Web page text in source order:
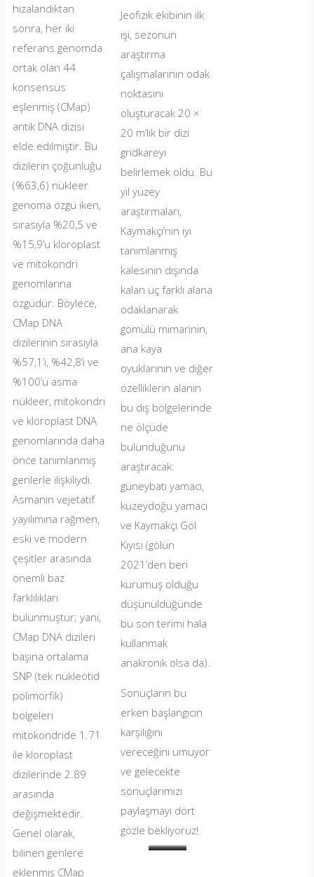
hizalandıktan
sonra, her iki
referans genomda
ortak olan 44
konsensüs
eşlenmiş (CMap)
antik DNA dizisi
elde edilmiştir. Bu
dizilerin çoğunluğu
(%63,6) nükleer
genoma özgü iken,
sırasıyla %20,5 ve
%15,9’u kloroplast
ve mitokondri
genomlarına
özgüdür. Böylece,
CMap DNA
dizilerinin sırasıyla
%57,1’i, %42,8’i ve
%100’ü asma
nükleer, mitokondri
ve kloroplast DNA
genomlarında daha
önce tanımlanmış
genlerle ilişkiliydi.
Asmanın vejetatif
yayılımına rağmen,
eski ve modern
çeşitler arasında
önemli baz
farklılıkları
bulunmuştur; yani,
CMap DNA dizileri
başına ortalama
SNP (tek nükleotid
polimorfik)
bölgeleri
mitokondride 1.71
ile kloroplast
dizilerinde 2.89
arasında
değişmektedir.
Genel olarak,
bilinen genlere
eklenmiş CMap
bozulmamış
bir
Kaymakçı
depo
kapısı…
ve
yeni
açmak
kırıldı
koridorları
ve
raflar…
yeni
buluntular
yer
Jeofizik ekibinin ilk
işi, sezonun
araştırma
çalışmalarının odak
noktasını
oluşturacak 20 ×
20 m’lik bir dizi
gridkareyi
belirlemek oldu. Bu
yıl yüzey
araştırmaları,
Kaymakçı’nın iyi
tanımlanmış
kalesinin dışında
kalan üç farklı alana
odaklanarak
gömülü mimarinin,
ana kaya
oyuklarının ve diğer
özelliklerin alanın
bu dış bölgelerinde
ne ölçüde
bulunduğunu
araştıracak:
güneybatı yamacı,
kuzeydoğu yamacı
ve Kaymakçı Göl
Kıyısı (gölün
2021’den beri
kurumuş olduğu
düşünüldüğünde
bu son terimi hala
kullanmak
anakronik olsa da).
Sonuçların bu
erken başlangıcın
karşılığını
vereceğini umuyor
ve gelecekte
sonuçlarımızı
paylaşmayı dört
gözle bekliyoruz!